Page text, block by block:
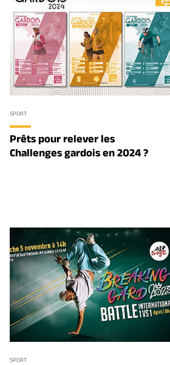
SPORT
Prêts pour relever les
Challenges gardois en 2024 ?
SPORT